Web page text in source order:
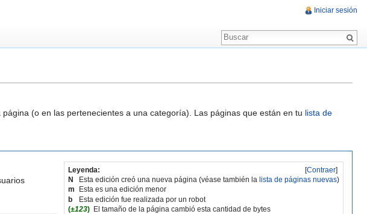
(o en las pertenecientes a una categoría). Las páginas que están en tu lista de
[Contraer]
Leyenda:
N
Esta edición creó una nueva página (véase también la lista de páginas nuevas)
m
Esta es una edición menor
b
Esta edición fue realizada por un robot
(±123) El tamaño de la página cambió esta cantidad de bytes
Iniciar sesión